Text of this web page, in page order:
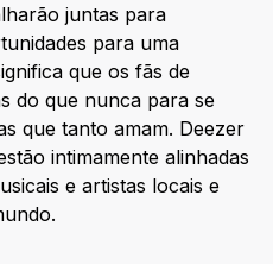
juntas para
para uma
que os fãs de
do que nunca para se
que tanto amam. Deezer
intimamente alinhadas
e artistas locais e